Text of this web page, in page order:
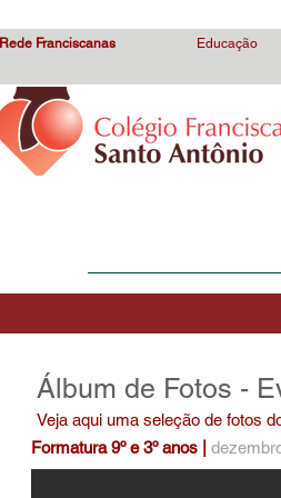
Rede Franciscanas Educação
Álbum de Fotos -
Veja aqui uma seleção de fotos
Formatura 9º e 3º anos |
Via Sacra (49)